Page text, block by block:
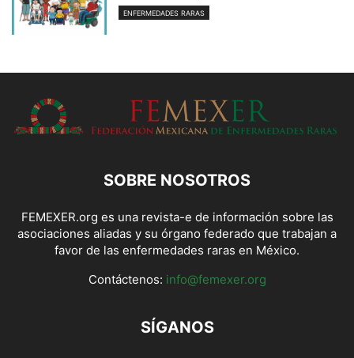
ENFERMEDADES RARAS
SOBRE NOSOTROS
FEMEXER.org es una revista-e de información sobre las
asociaciones aliadas y su órgano federado que trabajan a
favor de las enfermedades raras en México.
Contáctenos: info@femexer.org
SÍGANOS